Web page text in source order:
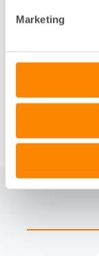
Marketing